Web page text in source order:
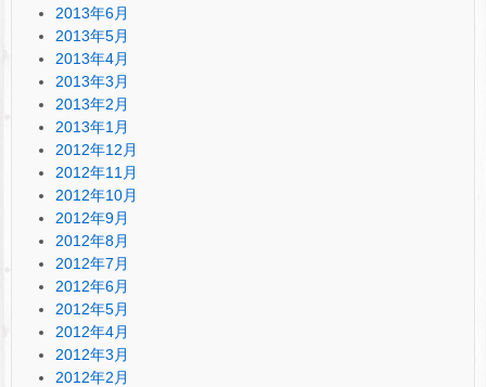
2013年6月
2013年5月
2013年4月
2013年3月
2013年2月
2013年1月
2012年12月
2012年11月
2012年10月
2012年9月
2012年8月
2012年7月
2012年6月
2012年5月
2012年4月
2012年3月
2012年2月